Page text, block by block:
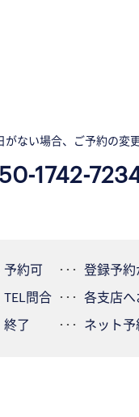
ない場合、ご予約の変
1742-
予約可
登録予約
TEL問合
各支店へ
終了
ネット